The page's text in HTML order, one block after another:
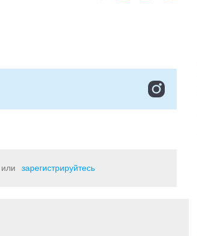
или зарегистрируйтесь